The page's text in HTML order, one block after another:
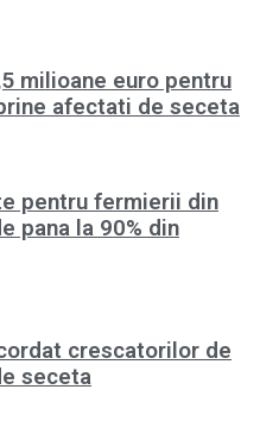
milioane euro pentru
afectati de seceta
pentru fermierii din
pana la 90% din
crescatorilor de
seceta